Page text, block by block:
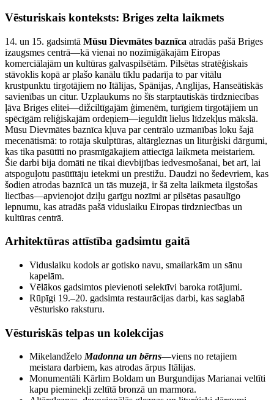
Vēsturiskais konteksts: Briges zelta laikmets
14. un 15. gadsimtā Mūsu Dievmātes baznīca atradās pašā Briges
izaugsmes centrā—kā vienai no nozīmīgākajām Eiropas
komerciālajām un kultūras galvaspilsētām. Pilsētas stratēģiskais
stāvoklis kopā ar plašo kanālu tīklu padarīja to par vitālu
krustpunktu tirgotājiem no Itālijas, Spānijas, Anglijas, Hanseātiskās
savienības un citur. Uzplaukums no šīs starptautiskās tirdzniecības
ļāva Briges elitei—dižciltīgajām ģimenēm, turīgiem tirgotājiem un
spēcīgām reliģiskajām ordeņiem—ieguldīt lielus līdzekļus mākslā.
Mūsu Dievmātes baznīca kļuva par centrālo uzmanības loku šajā
mecenātismā: to rotāja skulptūras, altārgleznas un liturģiski dārgumi,
kas tika pasūtīti no prasmīgākajiem attiecīgā laikmeta meistariem.
Šie darbi bija domāti ne tikai dievbijības iedvesmošanai, bet arī, lai
atspoguļotu pasūtītāju ietekmi un prestižu. Daudzi no šedevriem, kas
šodien atrodas baznīcā un tās muzejā, ir šā zelta laikmeta ilgstošas
liecības—apvienojot dziļu garīgu nozīmi ar pilsētas pasaulīgo
lepnumu, kas atradās pašā viduslaiku Eiropas tirdzniecības un
kultūras centrā.
Arhitektūras attīstība gadsimtu gaitā
Viduslaiku kodols ar gotisko navu, smailarkām un sānu
kapelām.
Vēlākos gadsimtos pievienoti selektīvi baroka rotājumi.
Rūpīgi 19.–20. gadsimta restaurācijas darbi, kas saglabā
vēsturisko raksturu.
Vēsturiskās telpas un kolekcijas
MikelandželoMadonna un bērns—viens no retajiem
meistara darbiem, kas atrodas ārpus Itālijas.
Monumentāli Kārlim Boldam un Burgundijas Marianai veltīti
kapu pieminekļi zeltītā bronzā un marmora.